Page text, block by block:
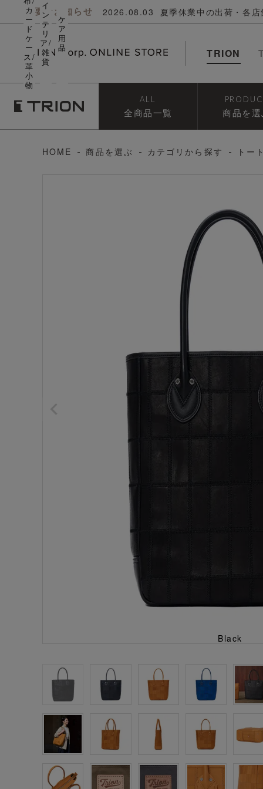
重要なお知らせ 2026.08.03 夏季休業中の出荷・各
TRION
ALL
全商品一覧 商品を
カ
ー
ド
ケ
ー
ス/
革
小
物
イ
ン
テ
リ
ア/
雑
貨
ケ
ア
用
品
HOME 商品を選ぶ カテゴリから探す トー
Black